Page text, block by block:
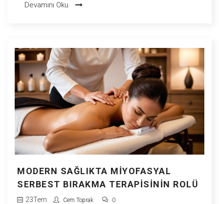
yönelik bilinç ve kabul düzeyini artırmaktır.
Devamını Oku
MODERN SAĞLIKTA MIYOFASYAL
SERBEST BIRAKMA TERAPISININ ROLÜ
23Tem Cem Toprak 0